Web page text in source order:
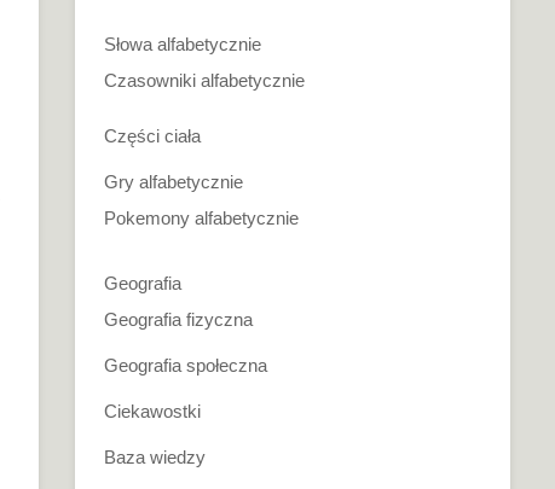
Słowa alfabetycznie
Czasowniki alfabetycznie
Części ciała
Gry alfabetycznie
Pokemony alfabetycznie
Geografia
Geografia fizyczna
Geografia społeczna
Ciekawostki
Baza wiedzy